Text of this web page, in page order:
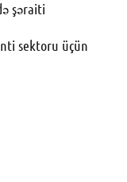
şəraiti
sektoru üçün